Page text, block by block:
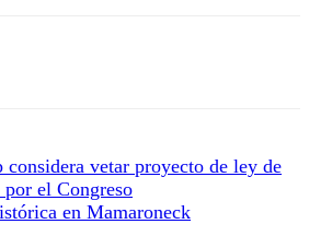
considera vetar proyecto de ley de
por el Congreso
en Mamaroneck